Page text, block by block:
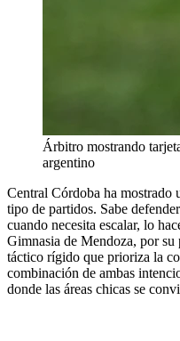
Árbitro mostrando
argentino
Central Córdoba ha mostrado
tipo de partidos. Sabe
cuando necesita escalar, lo
Gimnasia de Mendoza, por su
táctico rígido que prioriza la
combinación de ambas
donde las áreas chicas se